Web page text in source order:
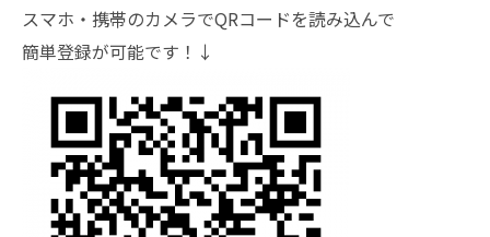
スマホ・携帯のカメラでQRコードを読み込んで
簡単登録が可能です！↓